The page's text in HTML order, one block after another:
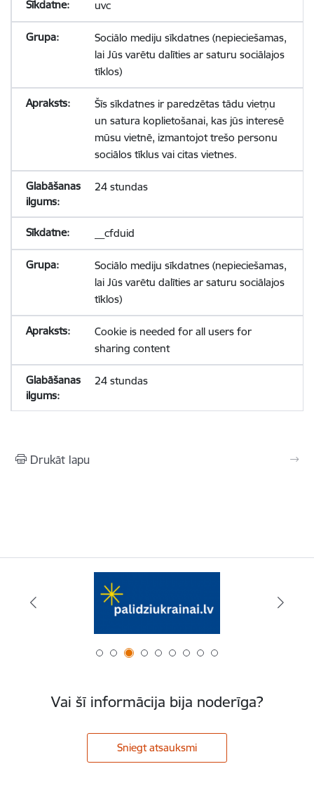
uvc
Sociālo mediju sīkdatnes (nepieciešamas,
lai Jūs varētu dalīties ar saturu sociālajos
tīklos)
Šīs sīkdatnes ir paredzētas tādu vietņu
un satura koplietošanai, kas jūs interesē
mūsu vietnē, izmantojot trešo personu
sociālos tīklus vai citas vietnes.
24 stundas
__cfduid
Sociālo mediju sīkdatnes (nepieciešamas,
lai Jūs varētu dalīties ar saturu sociālajos
tīklos)
Cookie is needed for all users for
sharing content
24 stundas
Drukāt lapu
Vai šī informācija bija noderīga?
Sniegt atsauksmi